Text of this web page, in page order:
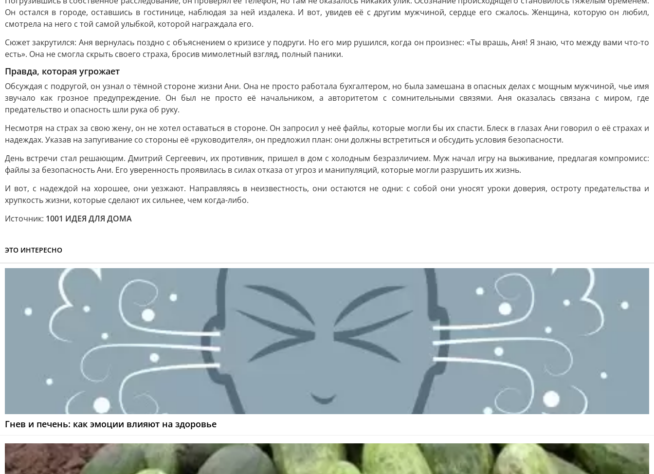
Он остался в городе, оставшись в гостинице, наблюдая за ней издалека. И вот, увидев её с другим мужчиной, сердце его сжалось. Женщина, которую он любил,
смотрела на него с той самой улыбкой, которой награждала его.
Сюжет закрутился: Аня вернулась поздно с объяснением о кризисе у подруги. Но его мир рушился, когда он произнес: «Ты врашь, Аня! Я знаю, что между вами что-то
есть». Она не смогла скрыть своего страха, бросив мимолетный взгляд, полный паники.
Правда, которая угрожает
Обсуждая с подругой, он узнал о тёмной стороне жизни Ани. Она не просто работала бухгалтером, но была замешана в опасных делах с мощным мужчиной, чье имя
звучало как грозное предупреждение. Он был не просто её начальником, а авторитетом с сомнительными связями. Аня оказалась связана с миром, где
предательство и опасность шли рука об руку.
Несмотря на страх за свою жену, он не хотел оставаться в стороне. Он запросил у неё файлы, которые могли бы их спасти. Блеск в глазах Ани говорил о её страхах и
надеждах. Указав на запугивание со стороны её «руководителя», он предложил план: они должны встретиться и обсудить условия безопасности.
День встречи стал решающим. Дмитрий Сергеевич, их противник, пришел в дом с холодным безразличием. Муж начал игру на выживание, предлагая компромисс:
файлы за безопасность Ани. Его уверенность проявилась в силах отказа от угроз и манипуляций, которые могли разрушить их жизнь.
И вот, с надеждой на хорошее, они уезжают. Направляясь в неизвестность, они остаются не одни: с собой они уносят уроки доверия, остроту предательства и
хрупкость жизни, которые сделают их сильнее, чем когда-либо.
Источник: 1001 ИДЕЯ ДЛЯ ДОМА
ЭТО ИНТЕРЕСНО
Гнев и печень: как эмоции влияют на здоровье